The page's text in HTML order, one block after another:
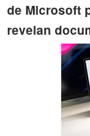
de Microsoft
revelan